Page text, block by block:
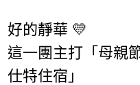
好的靜華 💛
這一團主打「母親
仕特住宿」